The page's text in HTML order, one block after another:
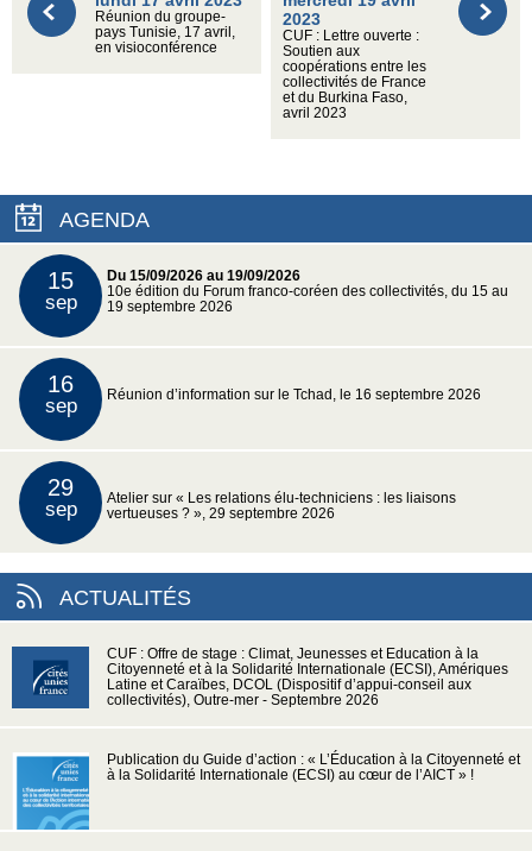
Réunion du groupe-
pays Tunisie, 17 avril,
en visioconférence
2023
CUF : Lettre ouverte :
Soutien aux
coopérations entre les
collectivités de France
et du Burkina Faso,
avril 2023
AGENDA
15
sep
Du 15/09/2026 au 19/09/2026
10e édition du Forum franco-coréen des collectivités, du 15 au
19 septembre 2026
16
sep Réunion d’information sur le Tchad, le 16 septembre 2026
29
sep
Atelier sur « Les relations élu-techniciens : les liaisons
vertueuses ? », 29 septembre 2026
ACTUALITÉS
CUF : Offre de stage : Climat, Jeunesses et Education à la
Citoyenneté et à la Solidarité Internationale (ECSI), Amériques
Latine et Caraïbes, DCOL (Dispositif d’appui-conseil aux
collectivités), Outre-mer - Septembre 2026
Publication du Guide d’action : « L’Éducation à la Citoyenneté et
à la Solidarité Internationale (ECSI) au cœur de l’AICT » !